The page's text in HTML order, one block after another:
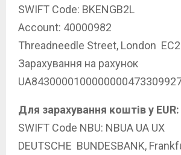
SWIFT Code: BKENGB2L
Account: 40000982
Threadneedle Street, London
Зарахування на рахунок
Для зарахування коштів у EUR:
SWIFT Code NBU: NBUA UA UX
DEUTSCHE BUNDESBANK,